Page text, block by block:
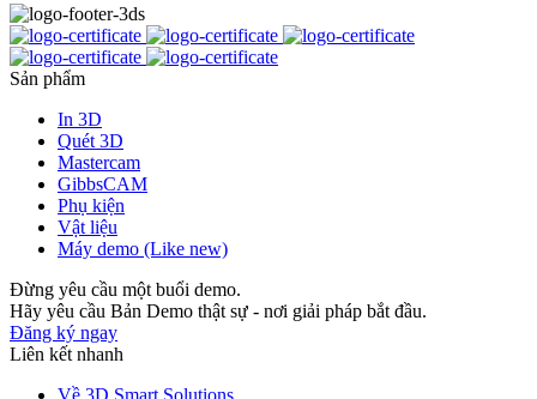
Sản phẩm
In 3D
Quét 3D
Mastercam
GibbsCAM
Phụ kiện
Vật liệu
Máy demo (Like new)
Đừng yêu cầu một buổi demo.
Hãy yêu cầu Bản Demo thật sự - nơi giải pháp bắt đầu.
Đăng ký ngay
Liên kết nhanh
Về 3D Smart Solutions